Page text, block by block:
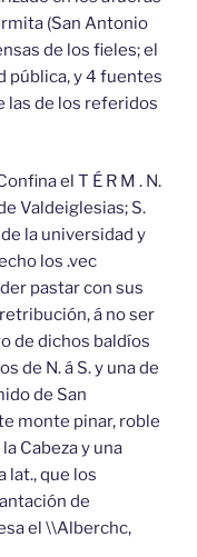
(San Antonio
de los fieles; el
pública, y 4 fuentes
las de los referidos
el T É R M . N.
Valdeiglesias; S.
la universidad y
los .vec
pastar con sus
á no ser
de dichos baldíos
de N. á S. y una de
de San
monte pinar, roble
Cabeza y una
lat., que los
de
el \\Alberchc,